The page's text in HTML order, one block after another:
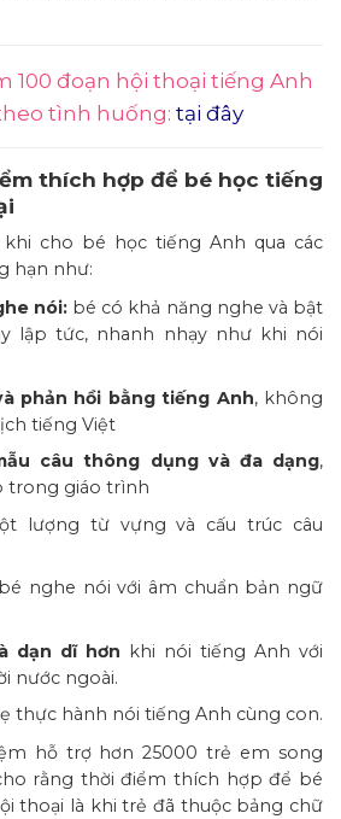
100 đoạn hội thoại tiếng Anh
tình huống: tại đây
thích hợp để bé học tiếng
cho bé học tiếng Anh qua các
hạn như:
nói: bé có khả năng nghe và bật
lập tức, nhanh nhạy như khi nói
phản hồi bằng tiếng Anh, không
tiếng Việt
câu thông dụng và đa dạng,
trong giáo trình
lượng từ vựng và cấu trúc câu
nghe nói với âm chuẩn bản ngữ
dạn dĩ hơn khi nói tiếng Anh với
nước ngoài.
thực hành nói tiếng Anh cùng con.
hỗ trợ hơn 25000 trẻ em song
rằng thời điểm thích hợp để bé
thoại là khi trẻ đã thuộc bảng chữ